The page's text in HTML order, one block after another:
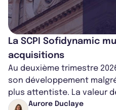
La SCPI Sofidynamic
acquisitions
Au deuxième trimestre
son développement
plus attentiste. La valeur
progresse de 3,8% à
Aurore Duclaye